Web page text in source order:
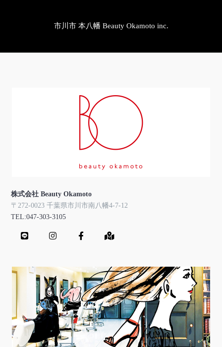
市川市 本八幡 Beauty Okamoto inc.
株式会社 Beauty Okamoto
〒272-0023 千葉県市川市南八幡4-7-12
TEL:047-303-3105